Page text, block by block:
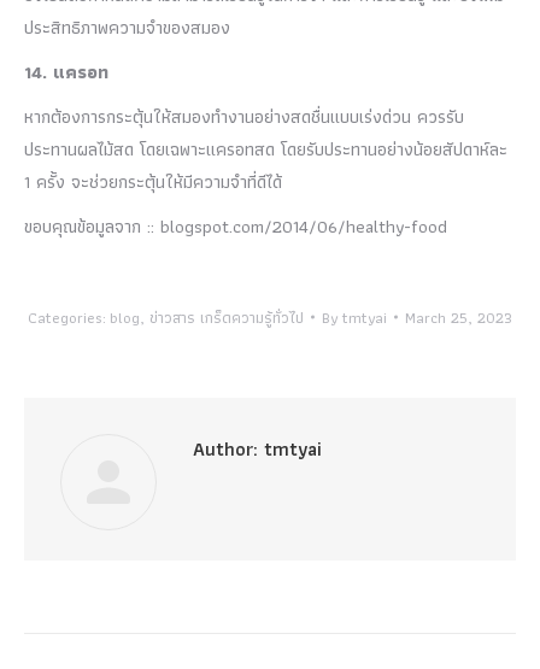
ประสิทธิภาพความจำของสมอง
14. แครอท
หากต้องการกระตุ้นให้สมองทำงานอย่างสดชื่นแบบเร่งด่วน ควรรับ
ประทานผลไม้สด โดยเฉพาะแครอทสด โดยรับประทานอย่างน้อยสัปดาห์ละ
1 ครั้ง จะช่วยกระตุ้นให้มีความจำที่ดีได้
ขอบคุณข้อมูลจาก :: blogspot.com/2014/06/healthy-food
Categories: blog, ข่าวสาร เกร็ดความรู้ทั่วไป Bytmtyai March 25, 2023
Author: tmtyai